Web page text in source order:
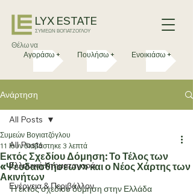
LYX ESTATE
ΣΥΜΕΩΝ ΒΟΓΙΑΤΖΟΓΛΟΥ
Θέλω να
Αγοράσω +
Πουλήσω + Ενοικιάσω +
Ανάρτηση
All Posts
Ελληνική Κτηματαγορά
Ενέργεια & Περιβάλλον
All Posts
Εκτός Σχεδίου Δόμηση: Το Τέλος των
«Ψευδαισθήσεων» και ο Νέος Χάρτης των
Ακινήτων
Συμεών Βογιατζόγλου
11 Ιουνδιαβάστηκε 3 λεπτά
Η εκτός σχεδίου δόμηση στην Ελλάδα